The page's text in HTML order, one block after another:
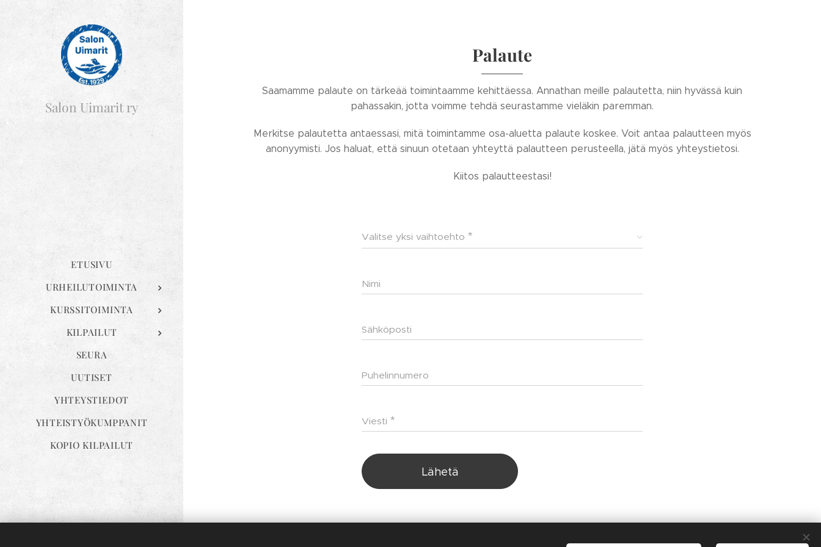
Salon Uimarit ry
ETUSIVU
URHEILUTOIMINTA
KURSSITOIMINTA
KILPAILUT
SEURA
UUTISET
YHTEYSTIEDOT
YHTEISTYÖKUMPPANIT
KOPIO KILPAILUT
Palaute
Saamamme palaute on tärkeää toimintaamme kehittäessa. Annathan meille palautetta, niin hyvässä kuin
pahassakin, jotta voimme tehdä seurastamme vieläkin paremman.
Merkitse palautetta antaessasi, mitä toimintamme osa-aluetta palaute koskee. Voit antaa palautteen myös
anonyymisti. Jos haluat, että sinuun otetaan yhteyttä palautteen perusteella, jätä myös yhteystietosi.
Kiitos palautteestasi!
Valitse yksi vaihtoehto
Nimi
Sähköposti
Puhelinnumero
Viesti
Lähetä